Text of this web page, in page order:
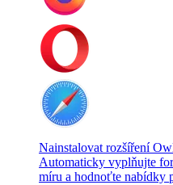
Nainstalovat rozšíření
Automaticky vyplňujte
míru a hodnoťte nabídky